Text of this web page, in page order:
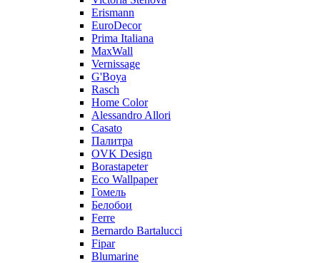
Erismann
EuroDecor
Prima Italiana
MaxWall
Vernissage
G'Boya
Rasch
Home Color
Alessandro Allori
Casato
Палитра
OVK Design
Borastapeter
Eco Wallpaper
Гомель
Белобои
Ferre
Bernardo Bartalucci
Fipar
Blumarine